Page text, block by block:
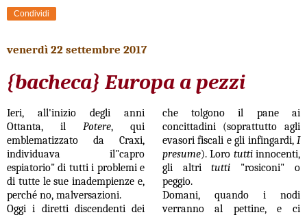
Condividi
venerdì 22 settembre 2017
{bacheca} Europa a pezzi
Ieri, all'inizio degli anni
Ottanta, ilPotere, qui
emblematizzato da Craxi,
individuava il"capro
espiatorio" di tutti i problemi e
di tutte le sue inadempienze e,
perché no, malversazioni.
Oggi i diretti discendenti dei
che tolgono
il pane ai
concittadini (soprattutto agli
evasori fiscali e gli infingardi, I
presume). Loro tuttiinnocenti,
gli altritutti "rosiconi" o
peggio.
Domani, quando i nodi
verranno al pettine, e ci